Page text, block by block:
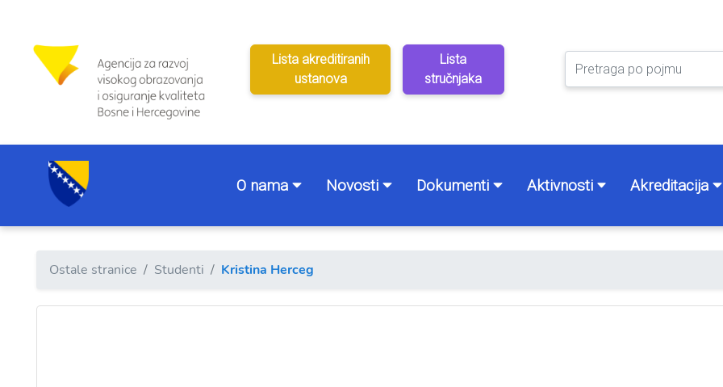
Lista akreditiranih
ustanova
Lista
stručnjaka
O nama Novosti Dokumenti Aktivnosti Akreditacija
Ostale stranice Studenti Kristina Herceg